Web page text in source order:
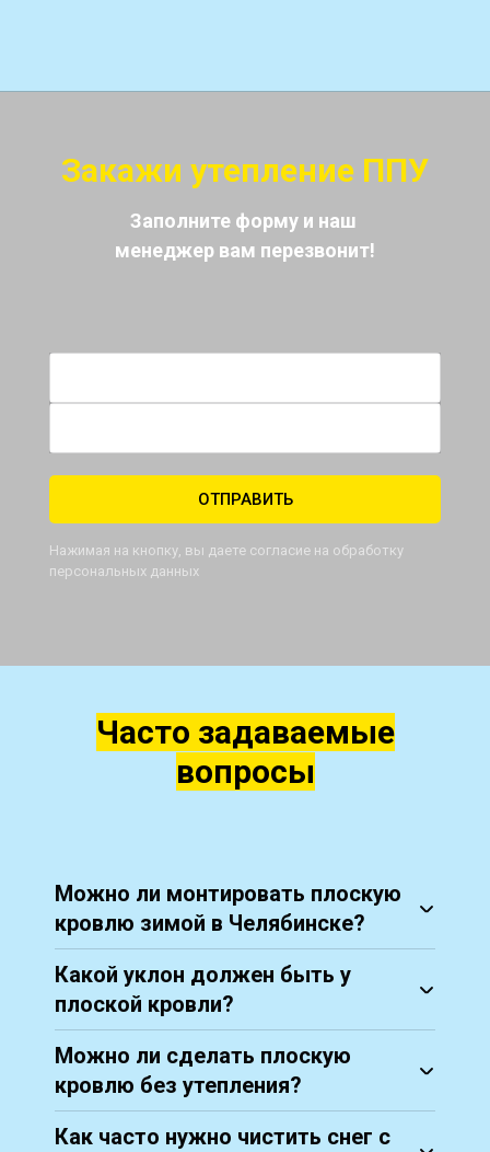
Закажи утепление ППУ
Заполните форму и наш
менеджер вам перезвонит!
ОТПРАВИТЬ
Нажимая на кнопку, вы даете согласие на обработку
персональных данных
Часто задаваемые
вопросы
Можно ли монтировать плоскую
кровлю зимой в Челябинске?
Какой уклон должен быть у
плоской кровли?
Можно ли сделать плоскую
кровлю без утепления?
Как часто нужно чистить снег с